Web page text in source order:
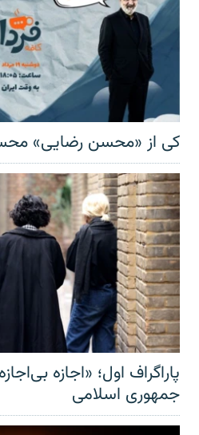
کی از «محسن رضایی»
پاراگراف اول؛ «اجازه
جمهوری اسلامی